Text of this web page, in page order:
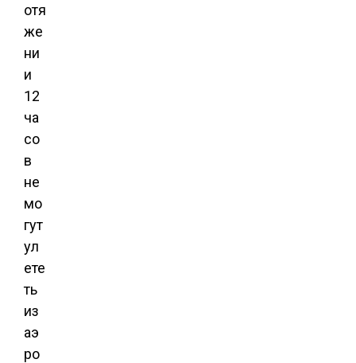
отя
же
ни
и
12
ча
со
в
не
мо
гут
ул
ете
ть
из
аэ
ро